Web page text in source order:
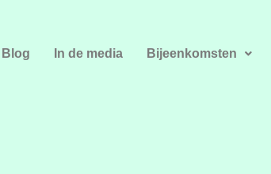
Blog In de media Bijeenkomsten